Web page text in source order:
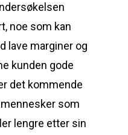
noe som kan
lave marginer og
kunden gode
det kommende
som
lengre etter sin